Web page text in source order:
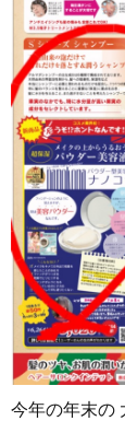
今年の年末の